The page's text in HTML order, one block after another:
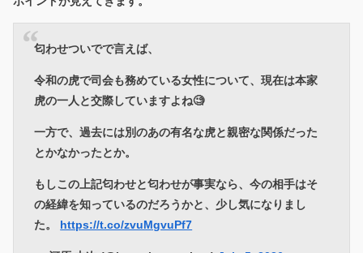
匂わせついでで言えば、
令和の虎で司会も務めている女性について、現在は本家
虎の一人と交際していますよね🧐
一方で、過去には別のあの有名な虎と親密な関係だった
とかなかったとか。
もしこの上記匂わせと匂わせが事実なら、今の相手はそ
の経緯を知っているのだろうかと、少し気になりまし
た。 https://t.co/zvuMgvuPf7